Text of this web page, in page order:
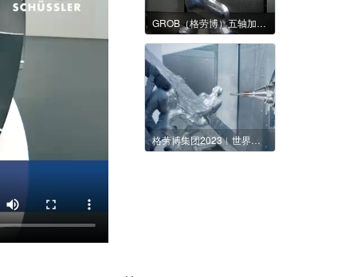
GROB（格劳博）五轴加工中心加工圣诞礼物
格劳博集团2023︱世界瞬息万变，格劳博随机应变!